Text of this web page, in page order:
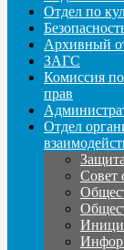
Отдел по
Архивный
ЗАГС
Комиссия
прав
Отдел
Совет